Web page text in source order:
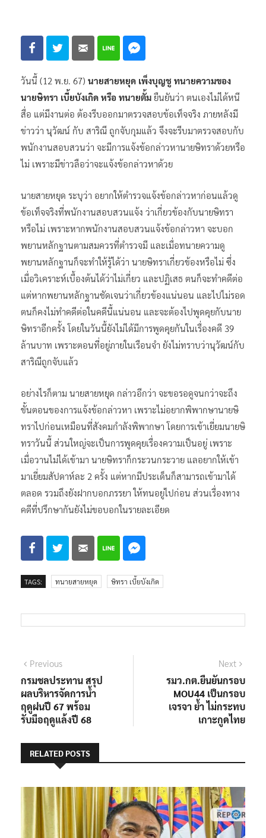
วันนี้ (12 พ.ย. 67) นายสายหยุด เพ็งบุญชู ทนายความของ
นายษิทรา เบี้ยบังเกิด หรือ ทนายตั้ม ยืนยันว่า ตนเองไม่ได้หนี
สื่อ แต่มีงานต่อ ต้องรีบออกมาตรวจสอบข้อเท็จจริง ภายหลังมี
ข่าวว่า นุวัฒน์ กับ สาริณี ถูกจับกุมแล้ว จึงจะรีบมาตรวจสอบกับ
พนักงานสอบสวนว่า จะมีการแจ้งข้อกล่าวหานายษิทราด้วยหรือ
ไม่ เพราะมีข่าวลือว่าจะแจ้งข้อกล่าวหาด้วย
นายสายหยุด ระบุว่า อยากให้ตำรวจแจ้งข้อกล่าวหาก่อนแล้วดู
ข้อเท็จจริงที่พนักงานสอบสวนแจ้ง ว่าเกี่ยวข้องกับนายษิทรา
หรือไม่ เพราะหากพนักงานสอบสวนแจ้งข้อกล่าวหา จะบอก
พยานหลักฐานตามสมควรที่ตำรวจมี และเมื่อทนายความดู
พยานหลักฐานก็จะทำให้รู้ได้ว่า นายษิทราเกี่ยวข้องหรือไม่ ซึ่ง
เมื่อวิเคราะห์เบื้องต้นได้ว่าไม่เกี่ยว และปฏิเสธ ตนก็จะทำคดีต่อ
แต่หากพยานหลักฐานชัดเจนว่าเกี่ยวข้องแน่นอน และไปไม่รอด
ตนก็คงไม่ทำคดีต่อในคดีนี้แน่นอน และจะต้องไปพูดคุยกับนาย
ษิทราอีกครั้ง โดยในวันนี้ยังไม่ได้มีการพูดคุยกันในเรื่องคดี 39
ล้านบาท เพราะตอนที่อยู่ภายในเรือนจำ ยังไม่ทราบว่านุวัฒน์กับ
สาริณีถูกจับแล้ว
อย่างไรก็ตาม นายสายหยุด กล่าวอีกว่า จะขอรอดูจนกว่าจะถึง
ขั้นตอนของการแจ้งข้อกล่าวหา เพราะไม่อยากพิพากษานายษิ
ทราไปก่อนเหมือนที่สังคมกำลังพิพากษา โดยการเข้าเยี่ยมนายษิ
ทราวันนี้ ส่วนใหญ่จะเป็นการพูดคุยเรื่องความเป็นอยู่ เพราะ
เมื่อวานไม่ได้เข้ามา นายษิทราก็กระวนกระวาย แลอยากให้เข้า
มาเยี่ยมสัปดาห์ละ 2 ครั้ง แต่หากมีประเด็นก็สามารถเข้ามาได้
ตลอด รวมถึงยังฝากบอกภรรยา ให้ทนอยู่ไปก่อน ส่วนเรื่องทาง
คดีที่ปรึกษากันยังไม่ขอบอกในรายละเอียด
TAGS: ทนายสายหยุด ษิทรา เบี้ยบังเกิด
แนะแนว
เรื่อง
PreviousPrevious
post:
กรมชลประทาน สรุป
ผลบริหารจัดการน้ำ
ฤดูฝนปี 67 พร้อม
รับมือฤดูแล้งปี 68
Next
post:
รมว.กต.ยืนยันกรอบ
MOU44 เป็นกรอบ
เจรจา ย้ำ ไม่กระทบ
เกาะกูดไทย
RELATED POSTS